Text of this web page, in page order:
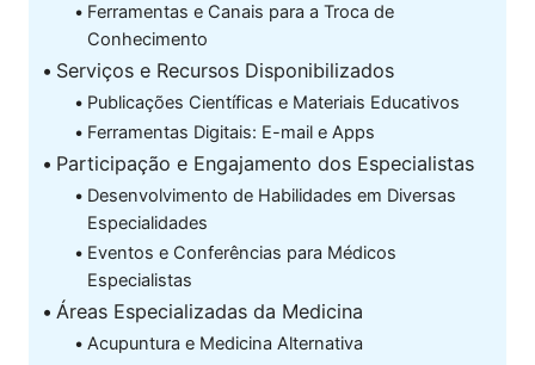
Ferramentas e Canais para a Troca de
Conhecimento
Serviços e Recursos Disponibilizados
Publicações Científicas e Materiais Educativos
Ferramentas Digitais: E-mail e Apps
Participação e Engajamento dos Especialistas
Desenvolvimento de Habilidades em Diversas
Especialidades
Eventos e Conferências para Médicos
Especialistas
Áreas Especializadas da Medicina
Acupuntura e Medicina Alternativa